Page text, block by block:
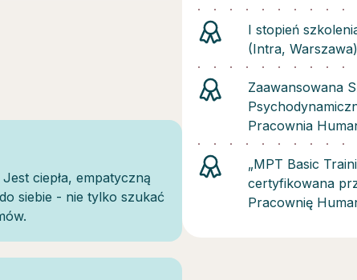
ciepła, empatyczną
siebie - nie tylko szukać
I stopień
(Intra,
Zaawansowana
Pracownia
„MPT Basic
certyfikowana
Pracownię